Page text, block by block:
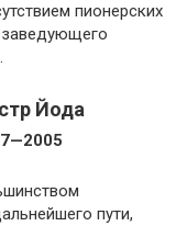
пионерских
заведующего
Йода
пути,